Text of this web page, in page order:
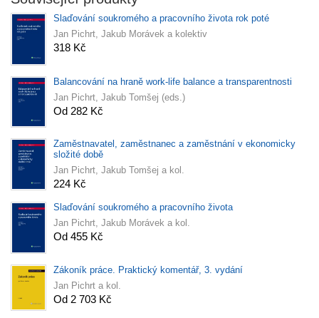
Slaďování soukromého a pracovního života rok poté
Jan Pichrt, Jakub Morávek a kolektiv
318 Kč
Balancování na hraně work-life balance a transparentnosti
Jan Pichrt, Jakub Tomšej (eds.)
Od 282 Kč
Zaměstnavatel, zaměstnanec a zaměstnání v ekonomicky
složité době
Jan Pichrt, Jakub Tomšej a kol.
224 Kč
Slaďování soukromého a pracovního života
Jan Pichrt, Jakub Morávek a kol.
Od 455 Kč
Zákoník práce. Praktický komentář, 3. vydání
Jan Pichrt a kol.
Od 2 703 Kč